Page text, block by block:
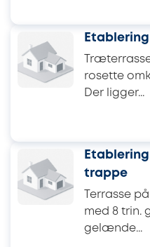
rosette
Der ligger...
trappe
Terrasse
med 8 trin.
gelænde...